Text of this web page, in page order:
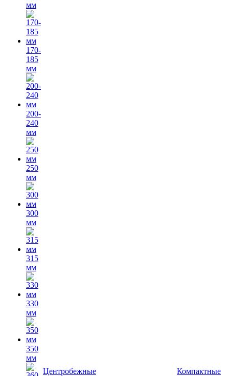
мм
170-
185
мм
200-
240
мм
250
мм
300
мм
315
мм
330
мм
350
мм
Центробежные Компактные